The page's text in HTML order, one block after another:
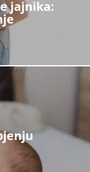
jajnika: